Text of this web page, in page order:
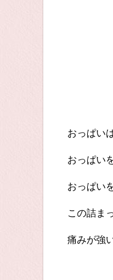
おっぱい
おっぱい
おっぱい
この詰ま
痛みが強